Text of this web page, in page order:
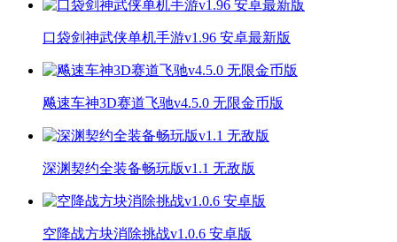
口袋剑神武侠单机手游v1.96 安卓最新版
飚速车神3D赛道飞驰v4.5.0 无限金币版
深渊契约全装备畅玩版v1.1 无敌版
空降战方块消除挑战v1.0.6 安卓版